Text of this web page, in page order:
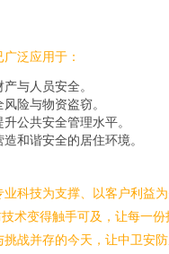
泛应用于：
与人员安全。
险与物资盗窃。
公共安全管理水平。
和谐安全的居住环境。
科技为支撑、以客户利益
术变得触手可及，让每一份
战并存的今天，让中卫安